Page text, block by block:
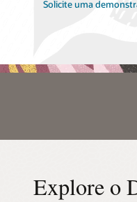
Solicite uma
Explore o